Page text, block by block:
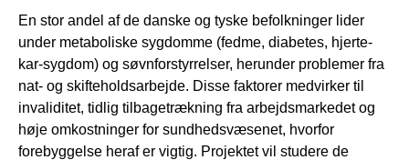
En stor andel af de danske og tyske befolkninger lider
under metaboliske sygdomme (fedme, diabetes, hjerte-
kar-sygdom) og søvnforstyrrelser, herunder problemer fra
nat- og skifteholdsarbejde. Disse faktorer medvirker til
invaliditet, tidlig tilbagetrækning fra arbejdsmarkedet og
høje omkostninger for sundhedsvæsenet, hvorfor
forebyggelse heraf er vigtig. Projektet vil studere de